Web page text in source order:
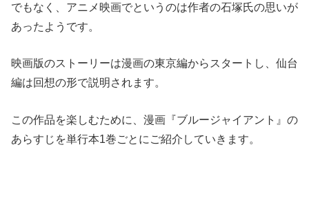
でもなく、アニメ映画でというのは作者の石塚氏の思いが
あったようです。
映画版のストーリーは漫画の東京編からスタートし、仙台
編は回想の形で説明されます。
この作品を楽しむために、漫画『ブルージャイアント』の
あらすじを単行本1巻ごとにご紹介していきます。